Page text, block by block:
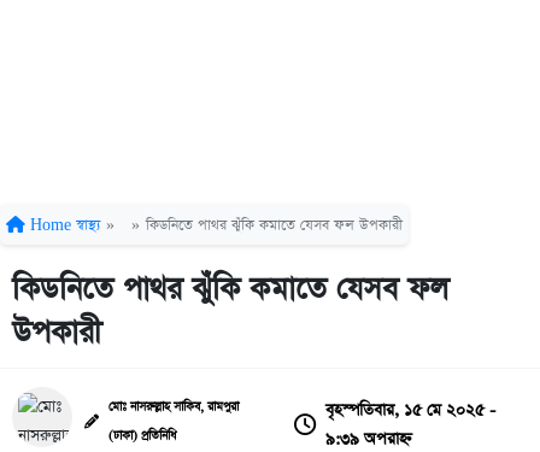
Home স্বাস্থ্য » » কিডনিতে পাথর ঝুঁকি কমাতে যেসব ফল উপকারী
কিডনিতে পাথর ঝুঁকি কমাতে যেসব ফল
উপকারী
মোঃ নাসরুল্লাহ সাকিব, রামপুরা
(ঢাকা) প্রতিনিধি
বৃহস্পতিবার, ১৫ মে ২০২৫ -
৯:৩৯ অপরাহ্ন